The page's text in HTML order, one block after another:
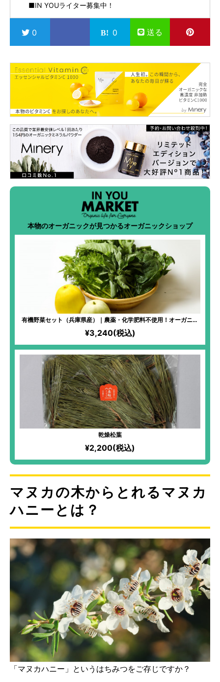
■IN YOUライター募集中！
0 0 送る
本物のオーガニックが見つかるオーガニックショップ
有機野菜セット（兵庫県産）｜農薬・化学肥料不使用！オーガニッ
ク・エコ・フェスタで何度も最優秀賞を受賞するほど、栄養価の高
いお野菜セット！
¥3,240(税込)
乾燥松葉
¥2,200(税込)
マヌカの木からとれるマヌカ
ハニーとは？
「マヌカハニー」というはちみつをご存じですか？